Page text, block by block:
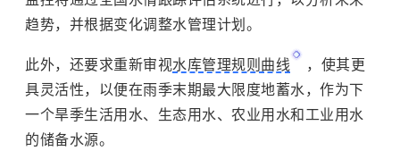
趋势，并根据变化调整水管理计划。
此外，还要求重新审视水库管理规则曲线
，使其更
具灵活性，以便在雨季末期最大限度地蓄水，作为下
一个旱季生活用水、生态用水、农业用水和工业用水
的储备水源。